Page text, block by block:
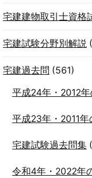
宅建建物取引士資格
宅建試験分野別解説
宅建過去問 (561)
平成24年・2012
平成23年・2011
宅建試験過去問集
令和4年・2022年